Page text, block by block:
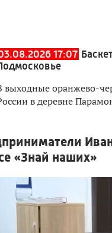
17:07
выходные оранжево-
в деревне
«Знай наших»